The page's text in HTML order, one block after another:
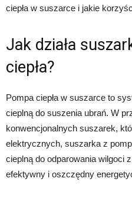
ciepła w suszarce i jakie
Jak działa
ciepła?
Pompa ciepła w suszarce to
cieplną do suszenia ubrań. W
konwencjonalnych suszarek,
elektrycznych, suszarka z
cieplną do odparowania wilgoci
efektywny i oszczędny